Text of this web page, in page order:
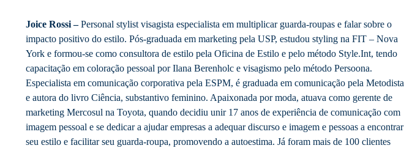
Joice Rossi –Personal stylist visagista especialista em multiplicar guarda-roupas e falar sobre o
impacto positivo do estilo. Pós-graduada em marketing pela USP, estudou styling na FIT – Nova
York e formou-se como consultora de estilo pela Oficina de Estilo e pelo método Style.Int, tendo
capacitação em coloração pessoal por Ilana Berenholc e visagismo pelo método Persoona.
Especialista em comunicação corporativa pela ESPM, é graduada em comunicação pela Metodista
e autora do livro Ciência, substantivo feminino. Apaixonada por moda, atuava como gerente de
marketing Mercosul na Toyota, quando decidiu unir 17 anos de experiência de comunicação com
imagem pessoal e se dedicar a ajudar empresas a adequar discurso e imagem e pessoas a encontrar
seu estilo e facilitar seu guarda-roupa, promovendo a autoestima. Já foram mais de 100 clientes